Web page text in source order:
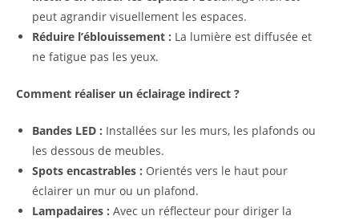
peut agrandir visuellement les espaces.
Réduire l’éblouissement : La lumière est diffusée et
ne fatigue pas les yeux.
Comment réaliser un éclairage indirect ?
Bandes LED : Installées sur les murs, les plafonds ou
les dessous de meubles.
Spots encastrables : Orientés vers le haut pour
éclairer un mur ou un plafond.
Lampadaires : Avec un réflecteur pour diriger la